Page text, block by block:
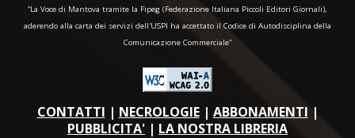
“La Voce di Mantova tramite la Fipeg (Federazione Italiana Piccoli Editori Giornali),
aderendo alla carta dei servizi dell'USPI ha accettato il Codice di Autodisciplina della
Comunicazione Commerciale"
CONTATTI | NECROLOGIE| ABBONAMENTI |
PUBBLICITA' | LA NOSTRA LIBRERIA